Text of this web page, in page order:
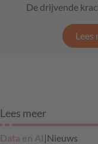
De drijvende
Lees
Lees meer
Data en AI |Nieuws